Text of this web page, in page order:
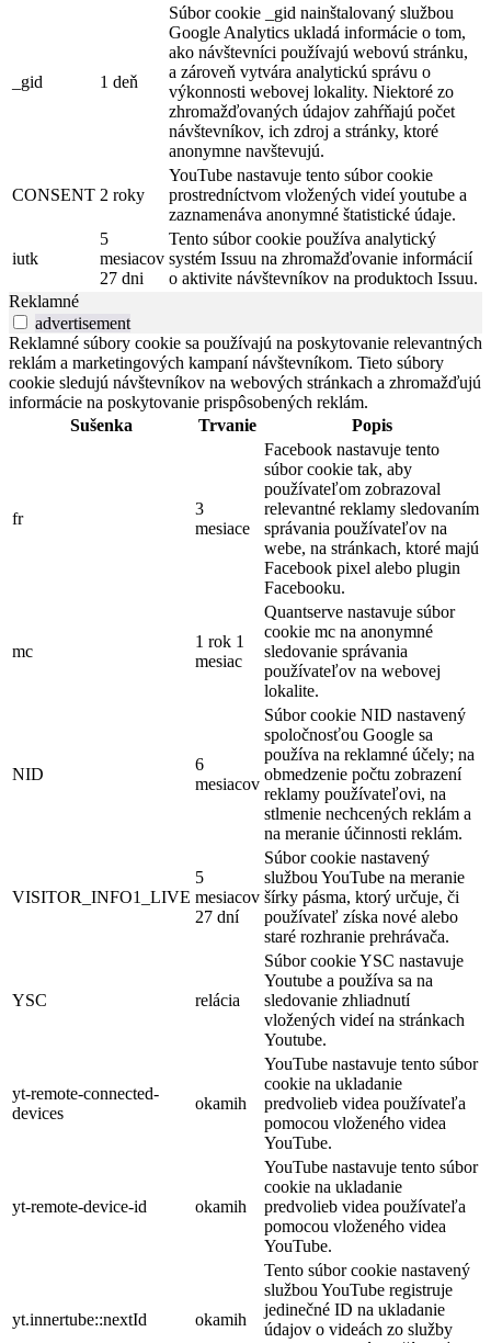
_gid 1 deň
Súbor cookie _gid nainštalovaný službou
Google Analytics ukladá informácie o tom,
ako návštevníci používajú webovú stránku,
a zároveň vytvára analytickú správu o
výkonnosti webovej lokality. Niektoré zo
zhromažďovaných údajov zahŕňajú počet
návštevníkov, ich zdroj a stránky, ktoré
anonymne navštevujú.
CONSENT 2 roky
YouTube nastavuje tento súbor cookie
prostredníctvom vložených videí youtube a
zaznamenáva anonymné štatistické údaje.
iutk
5
mesiacov
27 dni
Tento súbor cookie používa analytický
systém Issuu na zhromažďovanie informácií
o aktivite návštevníkov na produktoch Issuu.
Reklamné
advertisement
Reklamné súbory cookie sa používajú na poskytovanie relevantných
reklám a marketingových kampaní návštevníkom. Tieto súbory
cookie sledujú návštevníkov na webových stránkach a zhromažďujú
informácie na poskytovanie prispôsobených reklám.
Sušenka
Trvanie Popis
fr
3
mesiace
Facebook nastavuje tento
súbor cookie tak, aby
používateľom zobrazoval
relevantné reklamy sledovaním
správania používateľov na
webe, na stránkach, ktoré majú
Facebook pixel alebo plugin
Facebooku.
mc
1 rok 1
mesiac
Quantserve nastavuje súbor
cookie mc na anonymné
sledovanie správania
používateľov na webovej
lokalite.
NID
6
mesiacov
Súbor cookie NID nastavený
spoločnosťou Google sa
používa na reklamné účely; na
obmedzenie počtu zobrazení
reklamy používateľovi, na
stlmenie nechcených reklám a
na meranie účinnosti reklám.
VISITOR_INFO1_LIVE
5
mesiacov
27 dní
Súbor cookie nastavený
službou YouTube na meranie
šírky pásma, ktorý určuje, či
používateľ získa nové alebo
staré rozhranie prehrávača.
YSC relácia
Súbor cookie YSC nastavuje
Youtube a používa sa na
sledovanie zhliadnutí
vložených videí na stránkach
Youtube.
yt-remote-connected-
devices
okamih
YouTube nastavuje tento súbor
cookie na ukladanie
predvolieb videa používateľa
pomocou vloženého videa
YouTube.
yt-remote-device-id okamih
YouTube nastavuje tento súbor
cookie na ukladanie
predvolieb videa používateľa
pomocou vloženého videa
YouTube.
yt.innertube::nextId okamih
Tento súbor cookie nastavený
službou YouTube registruje
jedinečné ID na ukladanie
údajov o videách zo služby